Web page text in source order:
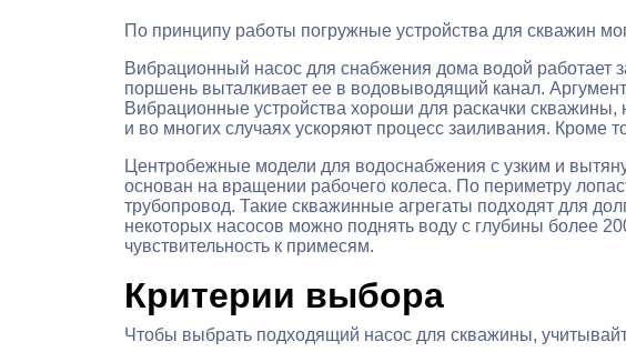
По принципу работы погружные устройства для скважин
Вибрационный насос для снабжения дома водой работает
поршень выталкивает ее в водовыводящий канал.
Вибрационные устройства хороши для раскачки
и во многих случаях ускоряют процесс заиливания. Кроме
Центробежные модели для водоснабжения с узким и
основан на вращении рабочего колеса. По периметру
трубопровод. Такие скважинные агрегаты подходят для
некоторых насосов можно поднять воду с глубины более
чувствительность к примесям.
Критерии выбора
Чтобы выбрать подходящий насос для скважины,